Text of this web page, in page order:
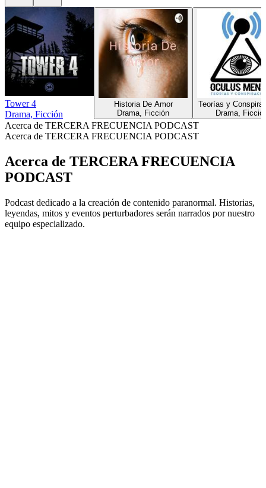
Tower 4
Drama, Ficción
Historia De Amor
Drama, Ficción
Teorías y
Drama,
Acerca de TERCERA FRECUENCIA PODCAST
Acerca de TERCERA FRECUENCIA PODCAST
Acerca de TERCERA FRECUENCIA
PODCAST
Podcast dedicado a la creación de contenido paranormal. Historias,
leyendas, mitos y eventos perturbadores serán narrados por nuestro
equipo especializado.